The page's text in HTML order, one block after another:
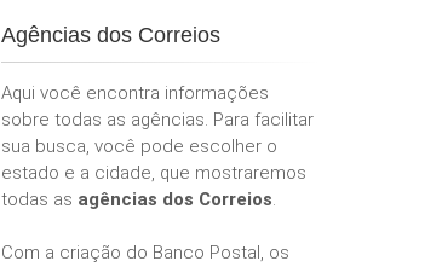
Agências dos Correios
Aqui você encontra informações
sobre todas as agências. Para facilitar
sua busca, você pode escolher o
estado e a cidade, que mostraremos
todas as agências dos Correios.
Com a criação do Banco Postal, os